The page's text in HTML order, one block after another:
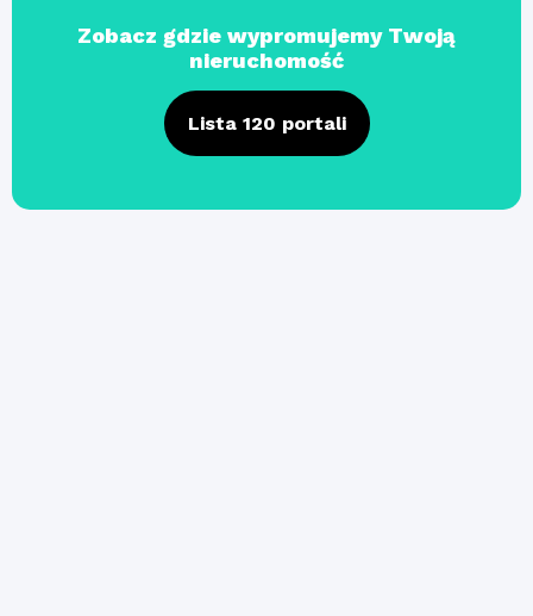
Zobacz gdzie wypromujemy Twoją
nieruchomość
Lista 120 portali